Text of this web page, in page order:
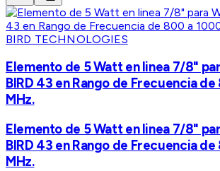
BIRD TECHNOLOGIES
Elemento de 5 Watt en linea 7/8"
BIRD 43 en Rango de Frecuencia
MHz.
Elemento de 5 Watt en linea 7/8"
BIRD 43 en Rango de Frecuencia
MHz.